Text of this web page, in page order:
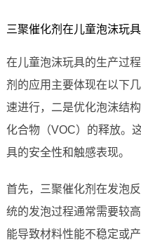
三聚催化剂在儿童泡沫玩
在儿童泡沫玩具的生产过
剂的应用主要体现在以下
速进行，二是优化泡沫结
化合物（VOC）的释放。
具的安全性和触感表现。
首先，三聚催化剂在发泡
统的发泡过程通常需要较
能导致材料性能不稳定或